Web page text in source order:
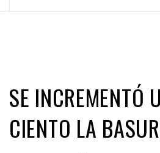
SE INCREMENTÓ
CIENTO LA